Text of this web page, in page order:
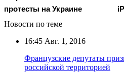
протесты на Украине
Новости по теме
16:45 Авг. 1, 2016
Французские депутаты
российской территорией